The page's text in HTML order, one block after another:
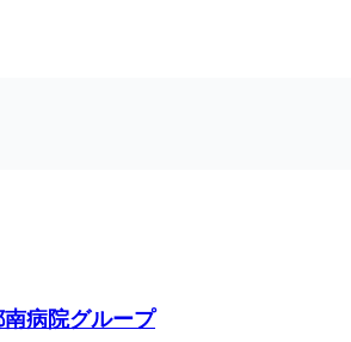
病院グループ